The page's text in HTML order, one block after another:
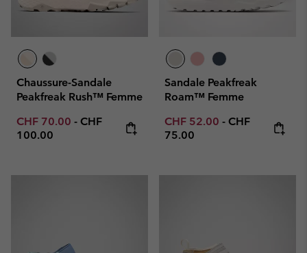
Chaussure-Sandale
Peakfreak Rush™ Femme
Minimum sale price:
CHF 70.00 - Maximum price:
CHF
100.00
Sandale Peakfreak
Roam™ Femme
Minimum sale price:
CHF 52.00 - Maximum
CHF
75.00